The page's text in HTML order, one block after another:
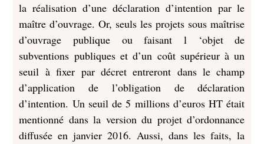
la réalisation d’une déclaration d’intention par le
maître d’ouvrage. Or, seuls les projets sous maîtrise
d’ouvrage publique ou faisant l ‘objet de
subventions publiques et d’un coût supérieur à un
seuil à fixer par décret entreront dans le champ
d’application de l’obligation de déclaration
d’intention. Un seuil de 5 millions d’euros HT était
mentionné dans la version du projet d’ordonnance
diffusée en janvier 2016. Aussi, dans les faits, la